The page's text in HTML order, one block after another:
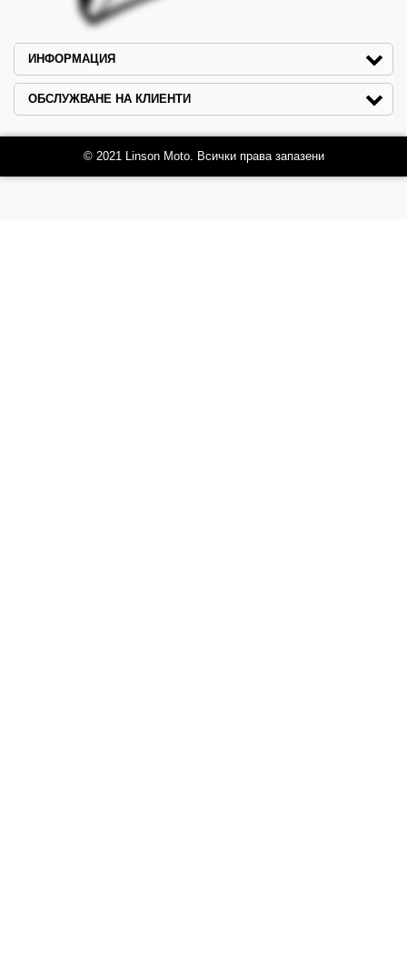
ИНФОРМАЦИЯ
ОБСЛУЖВАНЕ НА КЛИЕНТИ
© 2021 Linson Moto. Всички права запазени